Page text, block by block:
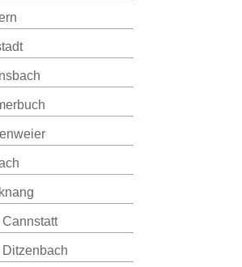
Cannstatt
Ditzenbach